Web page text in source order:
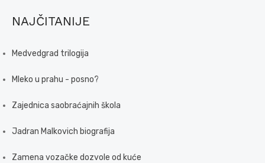
NAJČITANIJE
Medvedgrad trilogija
Mleko u prahu - posno?
Zajednica saobraćajnih škola
Jadran Malkovich biografija
Zamena vozačke dozvole od kuće